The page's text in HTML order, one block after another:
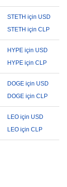
STETH için USD
STETH için CLP
HYPE için USD
HYPE için CLP
DOGE için USD
DOGE için CLP
LEO için USD
LEO için CLP